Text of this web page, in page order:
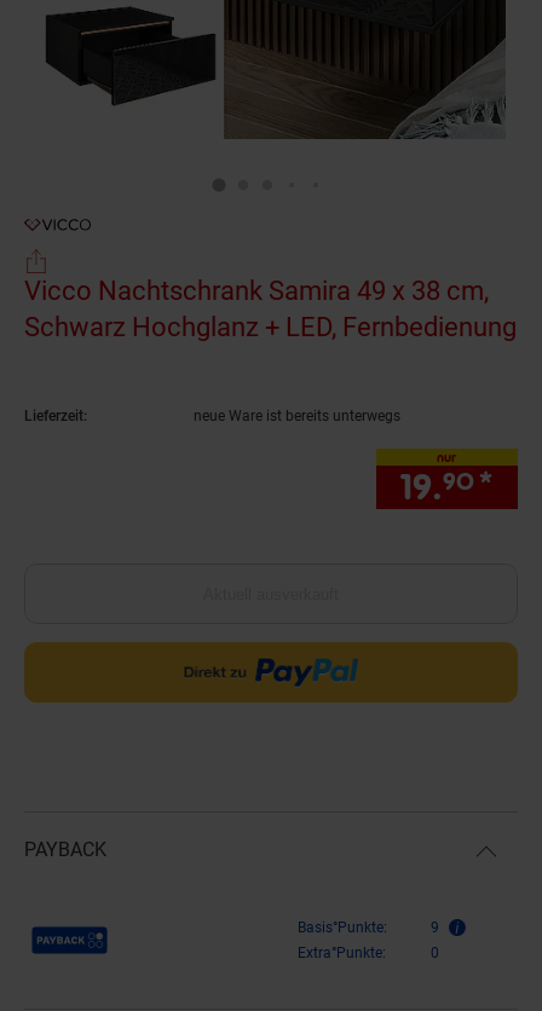
Vicco Nachtschrank Samira 49 x 38 cm,
Schwarz Hochglanz + LED, Fernbedienung
Lieferzeit: neue Ware ist bereits unterwegs
nur
19.90 *
PAYBACK
Payback Punkte Basis°Punkte:
9
Extra°Punkte:
0